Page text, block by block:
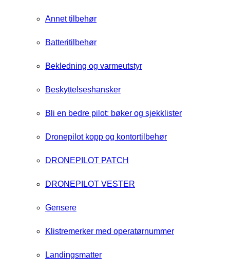
Annet tilbehør
Batteritilbehør
Bekledning og varmeutstyr
Beskyttelseshansker
Bli en bedre pilot: bøker og sjekklister
Dronepilot kopp og kontortilbehør
DRONEPILOT PATCH
DRONEPILOT VESTER
Gensere
Klistremerker med operatørnummer
Landingsmatter